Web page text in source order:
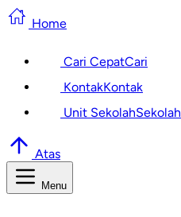
Home
Cari CepatCari
KontakKontak
Unit SekolahSekolah
Atas
Menu